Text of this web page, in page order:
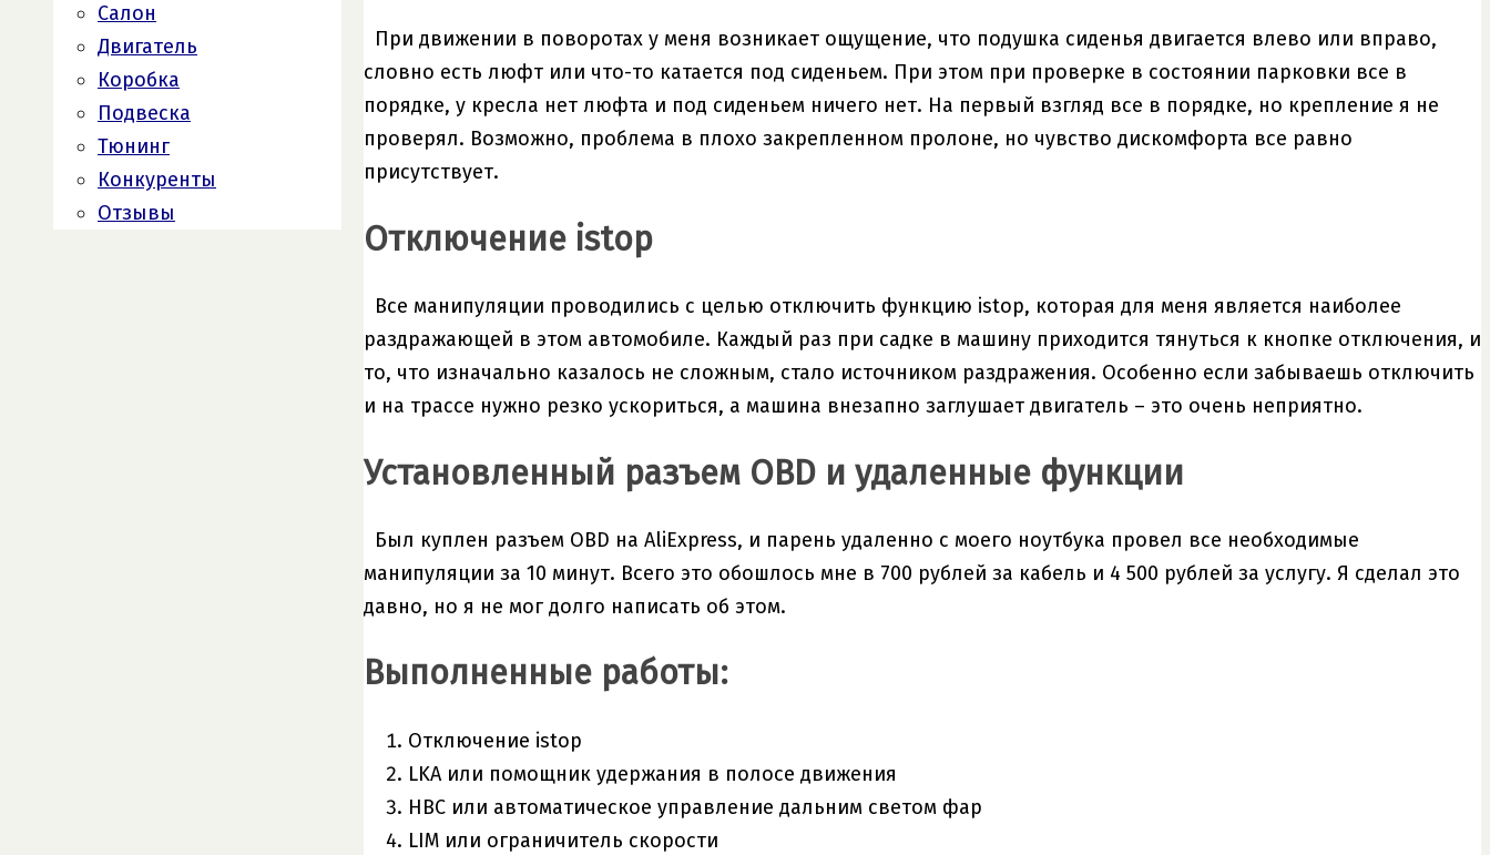
При движении в поворотах у меня возникает ощущение, что подушка сиденья двигается влево или вправо,
словно есть люфт или что-то катается под сиденьем. При этом при проверке в состоянии парковки все в
порядке, у кресла нет люфта и под сиденьем ничего нет. На первый взгляд все в порядке, но крепление я не
проверял. Возможно, проблема в плохо закрепленном пролоне, но чувство дискомфорта все равно
присутствует.
Отключение istop
Все манипуляции проводились с целью отключить функцию istop, которая для меня является наиболее
раздражающей в этом автомобиле. Каждый раз при садке в машину приходится тянуться к кнопке отключения, и
то, что изначально казалось не сложным, стало источником раздражения. Особенно если забываешь отключить
и на трассе нужно резко ускориться, а машина внезапно заглушает двигатель – это очень неприятно.
Установленный разъем OBD и удаленные функции
Был куплен разъем OBD на AliExpress, и парень удаленно с моего ноутбука провел все необходимые
манипуляции за 10 минут. Всего это обошлось мне в 700 рублей за кабель и 4 500 рублей за услугу. Я сделал это
давно, но я не мог долго написать об этом.
Выполненные работы:
Отключение istop
LKA или помощник удержания в полосе движения
HBC или автоматическое управление дальним светом фар
LIM или ограничитель скорости
Салон
Двигатель
Коробка
Подвеска
Тюнинг
Конкуренты
Отзывы